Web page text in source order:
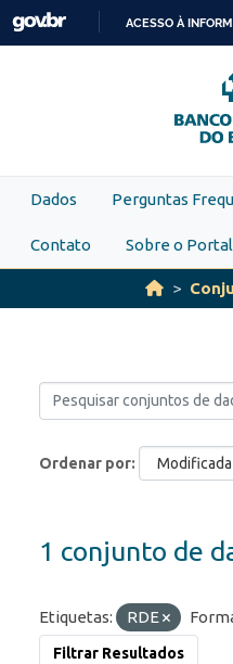
Skip to main content
ACESSO À
Dados Perguntas
Contato Sobre o Portal
Ordenar por
1 conjunto de
Etiquetas: RDE
Filtrar Resultados